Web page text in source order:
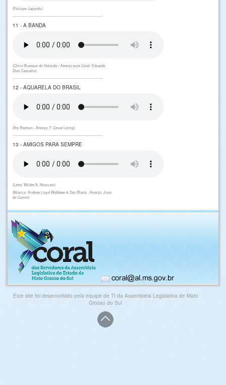
(Folclore Japonês)
11 - A BANDA
(Chico Buarque de Holanda / Arranjo pora Coral: Eduardo
Dias Carvalho)
12 - AQUARELA DO BRASIL
(Ary Barroso - Arranjo: F. Cesar Leinig)
13 - AMIGOS PARA SEMPRE
(Letra: Wilder A. Nruscato)
(Música: Andrew Lioyd Webbwe & Don Black - Arranjo: José
do Carmo)
Este site foi desenvolvido pela equipe de TI da Assembleia Legislativa de Mato
Grosso do Sul